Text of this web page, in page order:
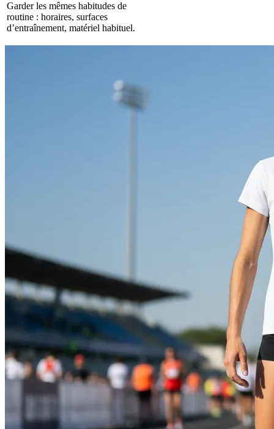
Garder les mêmes habitudes de
routine : horaires, surfaces
d’entraînement, matériel habituel.